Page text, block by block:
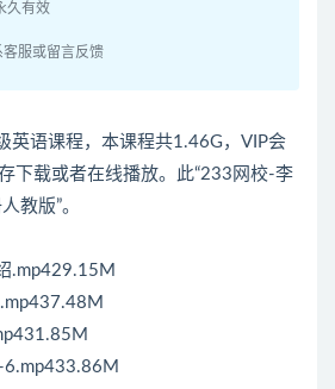
久有效
客服或留言反馈
英语课程，本课程共1.46G，VIP会
下载或者在线播放。此“233网校-李
教版”。
.mp429.15M